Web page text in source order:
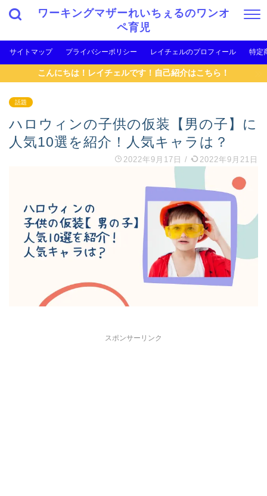
ワーキングマザーれいちぇるのワンオ
ペ育児
サイトマップ プライバシーポリシー レイチェルのプロフィール 特定
こんにちは！レイチェルです！自己紹介はこちら！
話題
ハロウィンの子供の仮装【男の子】に
人気10選を紹介！人気キャラは？
2022年9月17日 / 2022年9月21日
スポンサーリンク